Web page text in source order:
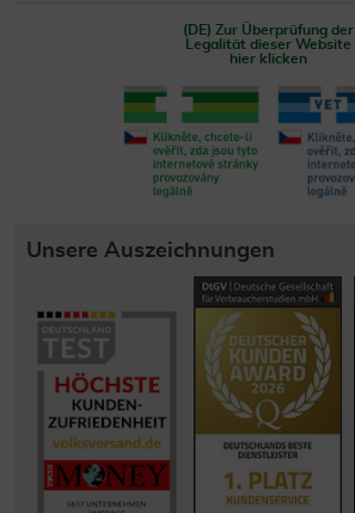
(DE) Zur Überprüfung der
Legalität dieser Website
hier klicken
Unsere Auszeichnungen